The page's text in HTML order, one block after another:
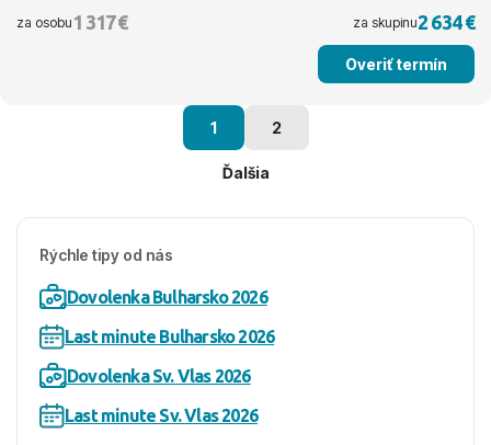
za osobu 1 317 € za skupinu2 634 €
Overiť termín
1 2
Ďalšia
Rýchle tipy od nás
Dovolenka Bulharsko 2026
Last minute Bulharsko 2026
Dovolenka Sv. Vlas 2026
Last minute Sv. Vlas 2026